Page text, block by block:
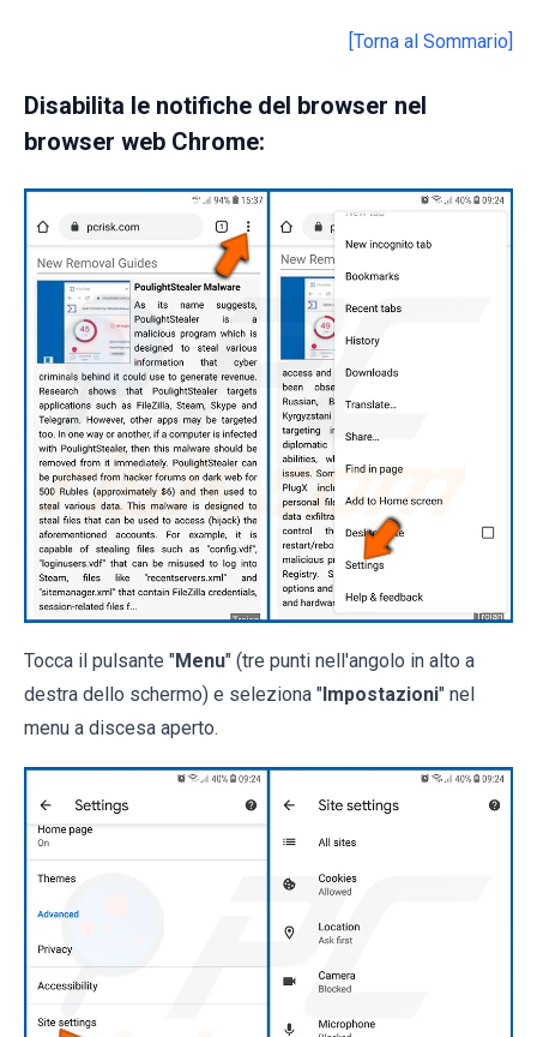
[Torna al Sommario]
Disabilita le notifiche del browser nel
browser web Chrome:
Tocca il pulsante "Menu" (tre punti nell'angolo in alto a
destra dello schermo) e seleziona " Impostazioni" nel
menu a discesa aperto.